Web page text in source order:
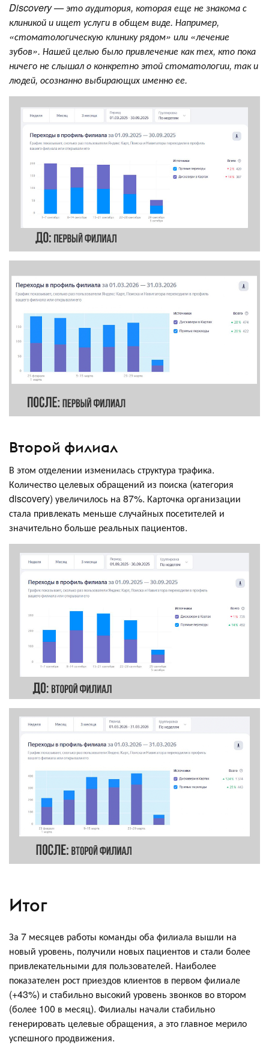
Discovery — это аудитория, которая еще не знакома с
клиникой и ищет услуги в общем виде. Например,
«стоматологическую клинику рядом» или «лечение
зубов». Нашей целью было привлечение как тех, кто пока
ничего не слышал о конкретно этой стоматологии, так и
людей, осознанно выбирающих именно ее.
Второй филиал
В этом отделении изменилась структура трафика.
Количество целевых обращений из поиска (категория
discovery) увеличилось на 87%. Карточка организации
стала привлекать меньше случайных посетителей и
значительно больше реальных пациентов.
Итог
За 7 месяцев работы команды оба филиала вышли на
новый уровень, получили новых пациентов и стали более
привлекательными для пользователей. Наиболее
показателен рост приездов клиентов в первом филиале
(+43%) и стабильно высокий уровень звонков во втором
(более 100 в месяц). Филиалы начали стабильно
генерировать целевые обращения, а это главное мерило
успешного продвижения.